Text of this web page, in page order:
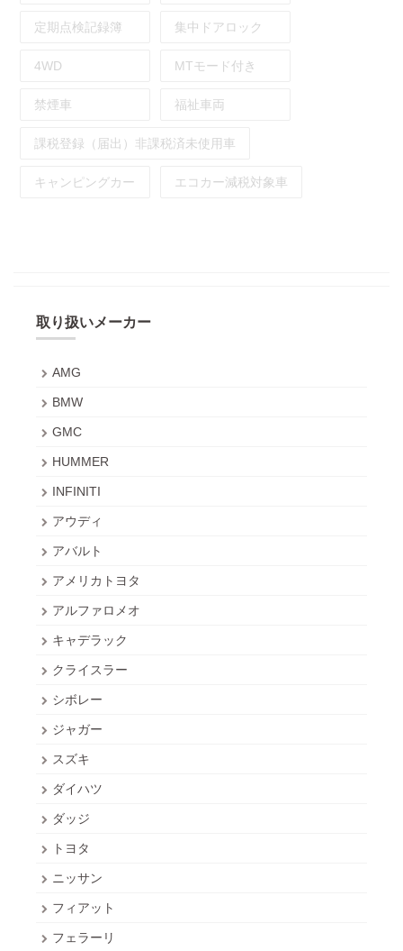
定期点検記録簿 集中ドアロック
4WD MTモード付き
禁煙車 福祉車両
課税登録（届出）非課税済未使用車
キャンピングカー エコカー減税対象車
取り扱いメーカー
AMG
BMW
GMC
HUMMER
INFINITI
アウディ
アバルト
アメリカトヨタ
アルファロメオ
キャデラック
クライスラー
シボレー
ジャガー
スズキ
ダイハツ
ダッジ
トヨタ
ニッサン
フィアット
フェラーリ